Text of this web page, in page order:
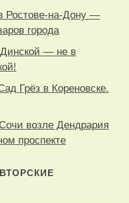
Ростове-на-Дону —
города
— не в
Грёз в Кореновске.
возле Дендрария
проспекте